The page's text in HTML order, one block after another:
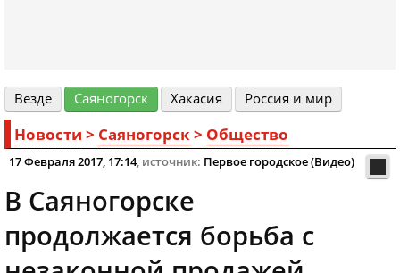
Везде Cаяногорск Хакасия Россия и мир
Новости > Cаяногорск> Общество
17 Февраля 2017, 17:14, источник: Первое городское (Видео)
В Саяногорске
продолжается борьба с